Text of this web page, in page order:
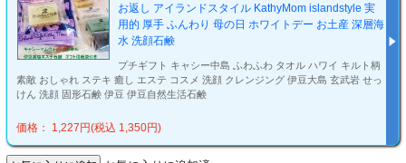
お返し アイランドスタイル KathyMom islandstyle 実
用的 厚手 ふんわり 母の日 ホワイトデー お土産 深層海
水 洗顔石鹸
プチギフト キャシー中島 ふわふわ タオル ハワイ キルト柄
素敵 おしゃれ ステキ 癒し エステ コスメ 洗顔 クレンジング 伊豆大島 玄武岩 せっ
けん 洗顔 固形石鹸 伊豆 伊豆自然生活石鹸
価格： 1,227円(税込 1,350円)